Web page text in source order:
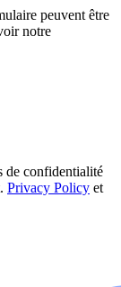
peuvent être
notre
de confidentialité
Privacy Policy et